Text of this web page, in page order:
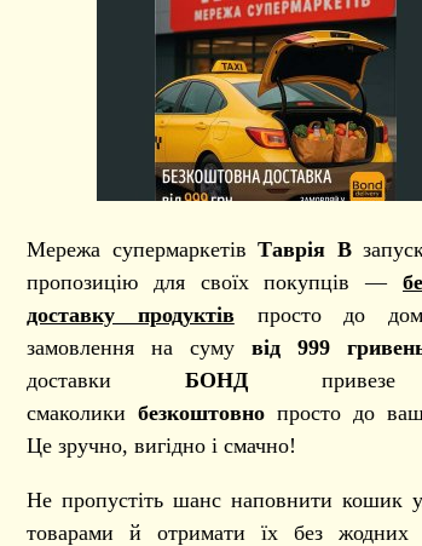
Мережа супермаркетів Таврія В
пропозицію для своїх покупців —
доставку продуктів
просто до
замовлення на суму
від 999
доставки
БОНД
смаколики безкоштовно просто до
Це зручно, вигідно і смачно!
Не пропустіть шанс наповнити кошик
товарами й отримати їх без жодних